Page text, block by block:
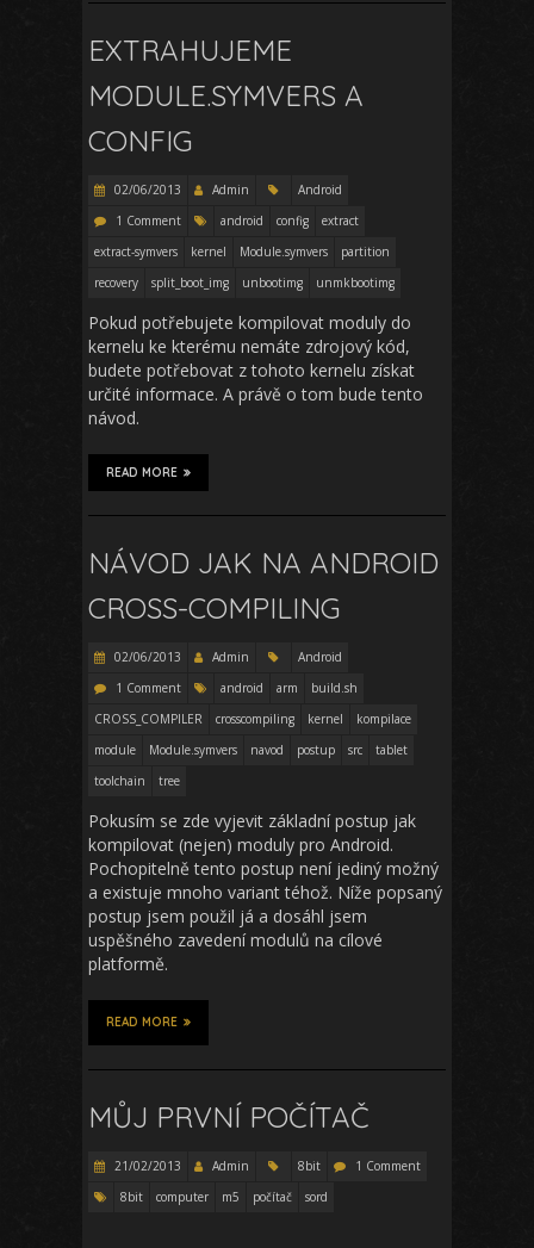
EXTRAHUJEME
MODULE.SYMVERS A
CONFIG
02/06/2013 Admin
Android
1 Comment
android config
extract
extract-symvers
kernel Module.symvers
partition
recovery
split_boot_img unbootimg unmkbootimg
Pokud potřebujete kompilovat moduly do
kernelu ke kterému nemáte zdrojový kód,
budete potřebovat z tohoto kernelu získat
určité informace. A právě o tom bude tento
návod.
READ MORE
NÁVOD JAK NA ANDROID
CROSS-COMPILING
02/06/2013 Admin
Android
1 Comment
android arm
build.sh
CROSS_COMPILER
crosscompiling kernel
kompilace
module
Module.symvers navod postup src
tablet
toolchain
tree
Pokusím se zde vyjevit základní postup jak
kompilovat (nejen) moduly pro Android.
Pochopitelně tento postup není jediný možný
a existuje mnoho variant téhož. Níže popsaný
postup jsem použil já a dosáhl jsem
uspěšného zavedení modulů na cílové
platformě.
READ MORE
MŮJ PRVNÍ POČÍTAČ
21/02/2013 Admin 8bit
1 Comment
8bit
computer m5 počítač sord